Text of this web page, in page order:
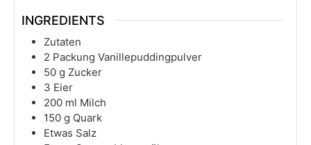
INGREDIENTS
Zutaten
2 Packung Vanillepuddingpulver
50 g Zucker
3 Eier
200 ml Milch
150 g Quark
Etwas Salz